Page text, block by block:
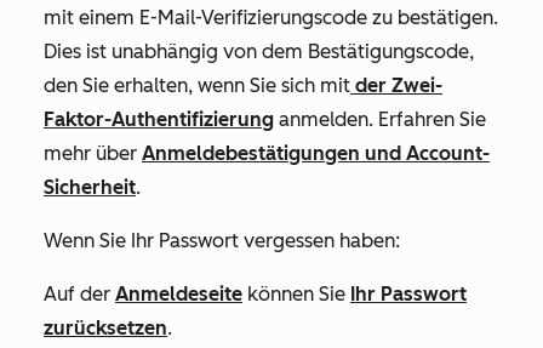
mit einem E-Mail-Verifizierungscode zu bestätigen.
Dies ist unabhängig von dem Bestätigungscode,
den Sie erhalten, wenn Sie sich mit der Zwei-
Faktor-Authentifizierung anmelden. Erfahren Sie
mehr über Anmeldebestätigungen und Account-
Sicherheit.
Wenn Sie Ihr Passwort vergessen haben:
Auf der Anmeldeseite können Sie Ihr Passwort
zurücksetzen.